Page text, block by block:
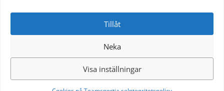
Tillåt
Neka
Visa inställningar